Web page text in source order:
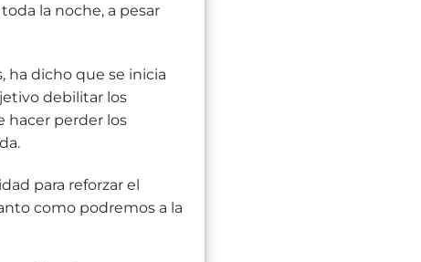
la noche, a pesar
ha dicho que se inicia
debilitar los
hacer perder los
para reforzar el
como podremos a la